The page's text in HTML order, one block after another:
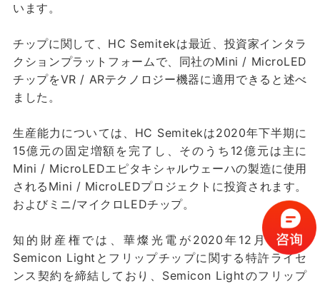
います。
チップに関して、HC Semitekは最近、投資家インタラ
クションプラットフォームで、同社のMini / MicroLED
チップをVR / ARテクノロジー機器に適用できると述べ
ました。
生産能力については、HC Semitekは2020年下半期に
15億元の固定増額を完了し、そのうち12億元は主に
Mini / MicroLEDエピタキシャルウェーハの製造に使用
されるMini / MicroLEDプロジェクトに投資されます。
およびミニ/マイクロLEDチップ。
知的財産権では、華燦光電が2020年12月に韓国
Semicon Lightとフリップチップに関する特許ライセ
ンス契約を締結しており、Semicon Lightのフリップ